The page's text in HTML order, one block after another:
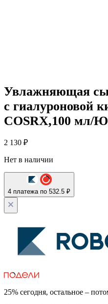
Увлажняющая
с гиалуроновой
COSRX,100 мл/
2 130 ₽
Нет в наличии
4 платежа по 532.5 ₽
25% сегодня, остальное –